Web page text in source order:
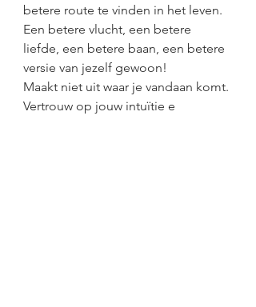
betere route te vinden in het leven.
Een betere vlucht, een betere
liefde, een betere baan, een betere
versie van jezelf gewoon!
Maakt niet uit waar je vandaan komt.
Vertrouw op jouw intuïtie e